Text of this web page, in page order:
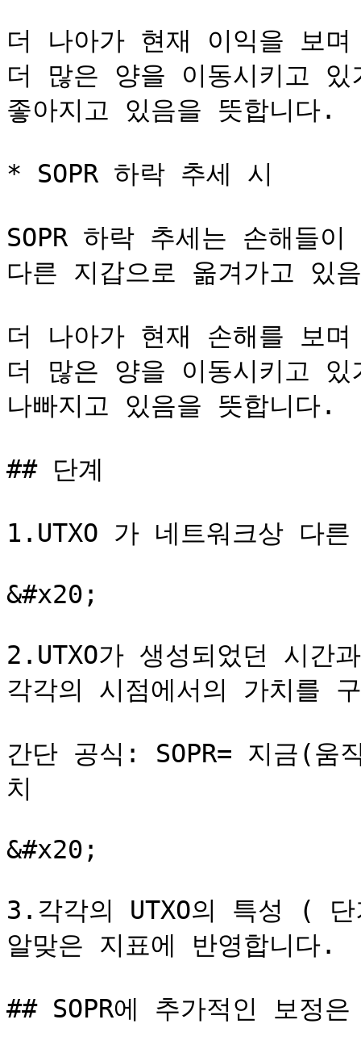
더 나아가 현재 이익을 보
더 많은 양을 이동시키고 있
좋아지고 있음을 뜻합니다.
* SOPR 하락 추세 ﻿시
SOPR 하락 추세는 손해들
다른 지갑으로 옮겨가고 있
더 나아가 현재 손해를 보
더 많은 양을 이동시키고 있
나빠지고 있음을 뜻합니다.
## 단계
1.UTXO 가 네트워크상 다
&#x20;
2.UTXO가 생성되었던 시간
각각의 시점에서의 가치를
간단 공식: SOPR= 지금(
치
&#x20;
3.각각의 UTXO의 특성 (
알맞은 지표에 반영합니다.
## SOPR에 추가적인 보정